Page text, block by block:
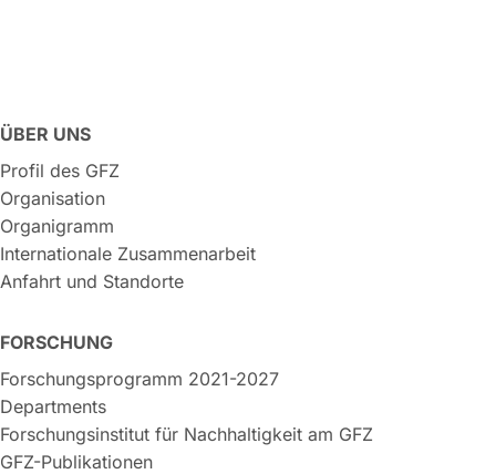
ÜBER UNS
Profil des GFZ
Organisation
Organigramm
Internationale Zusammenarbeit
Anfahrt und Standorte
FORSCHUNG
Forschungsprogramm 2021-2027
Departments
Forschungsinstitut für Nachhaltigkeit am GFZ
GFZ-Publikationen